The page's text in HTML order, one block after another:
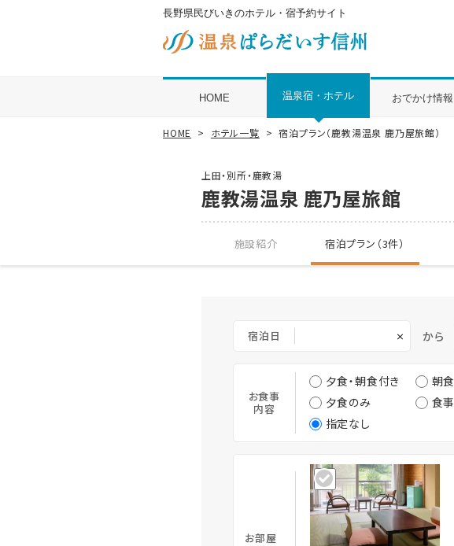
長野県民びいきのホテル・宿予約サイト
HOME 温泉宿・ホテル おでかけ情報
HOME ホテル一覧 宿泊プラン（鹿教湯温泉 鹿乃屋旅館）
上田・別所・鹿教湯
鹿教湯温泉 鹿乃屋旅館
施設紹介 宿泊プラン（3件）
宿泊日 × から
お食事
内容
夕食・朝食付き
朝
夕食のみ
食
指定なし
お部屋